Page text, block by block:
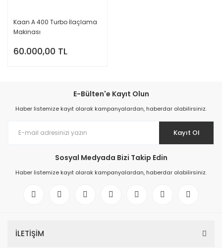
Kaan A 400 Turbo İlaçlama
Makinası
60.000,00 TL
E-Bülten'e Kayıt Olun
Haber listemize kayıt olarak kampanyalardan, haberdar olabilirsiniz.
Kayıt Ol
Sosyal Medyada Bizi Takip Edin
Haber listemize kayıt olarak kampanyalardan, haberdar olabilirsiniz.
İLETİŞİM